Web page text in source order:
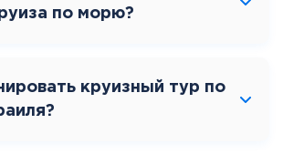
по морю?
круизный тур по